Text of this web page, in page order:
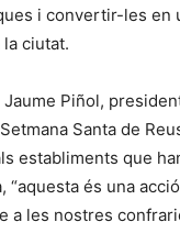
i convertir-les en
ciutat.
Piñol,
Santa de
establiments que
“aquesta és una
a les nostres